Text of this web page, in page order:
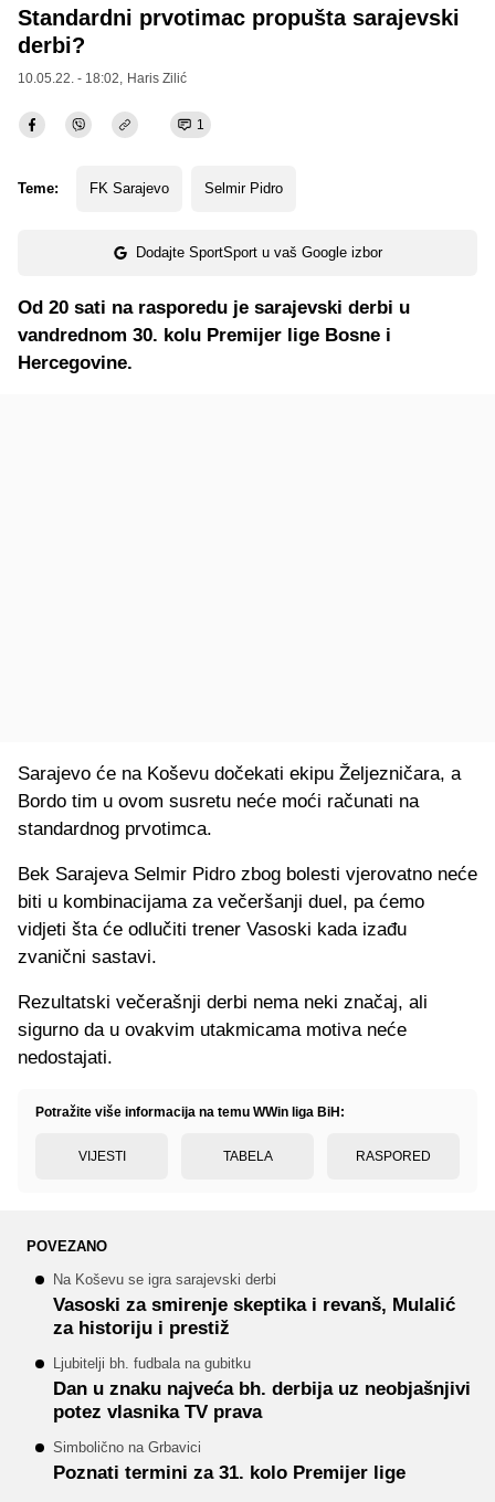
Standardni prvotimac propušta sarajevski
derbi?
10.05.22. - 18:02, Haris Zilić
1
Teme: FK Sarajevo Selmir Pidro
Dodajte SportSport u vaš Google izbor
Od 20 sati na rasporedu je sarajevski derbi u
vandrednom 30. kolu Premijer lige Bosne i
Hercegovine.
Sarajevo će na Koševu dočekati ekipu Željezničara, a
Bordo tim u ovom susretu neće moći računati na
standardnog prvotimca.
Bek Sarajeva Selmir Pidro zbog bolesti vjerovatno neće
biti u kombinacijama za večeršanji duel, pa ćemo
vidjeti šta će odlučiti trener Vasoski kada izađu
zvanični sastavi.
Rezultatski večerašnji derbi nema neki značaj, ali
sigurno da u ovakvim utakmicama motiva neće
nedostajati.
Potražite više informacija na temu WWin liga BiH:
VIJESTI TABELA RASPORED
POVEZANO
Na Koševu se igra sarajevski derbi
Vasoski za smirenje skeptika i revanš, Mulalić
za historiju i prestiž
Ljubitelji bh. fudbala na gubitku
Dan u znaku najveća bh. derbija uz neobjašnjivi
potez vlasnika TV prava
Simbolično na Grbavici
Poznati termini za 31. kolo Premijer lige